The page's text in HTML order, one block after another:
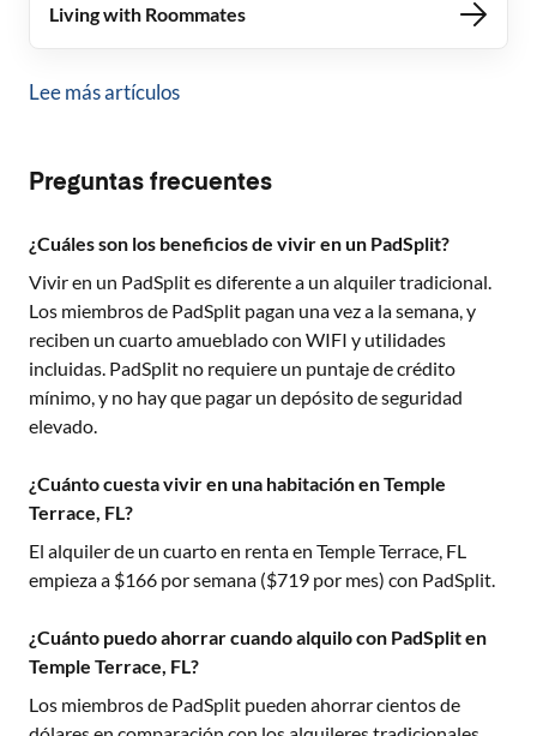
Living with Roommates
Lee más artículos
Preguntas frecuentes
¿Cuáles son los beneficios de vivir en un PadSplit?
Vivir en un PadSplit es diferente a un alquiler tradicional.
Los miembros de PadSplit pagan una vez a la semana, y
reciben un cuarto amueblado con WIFI y utilidades
incluidas. PadSplit no requiere un puntaje de crédito
mínimo, y no hay que pagar un depósito de seguridad
elevado.
¿Cuánto cuesta vivir en una habitación en Temple
Terrace, FL?
El alquiler de un cuarto en renta en Temple Terrace, FL
empieza a $166 por semana ($719 por mes) con PadSplit.
¿Cuánto puedo ahorrar cuando alquilo con PadSplit en
Temple Terrace, FL?
Los miembros de PadSplit pueden ahorrar cientos de